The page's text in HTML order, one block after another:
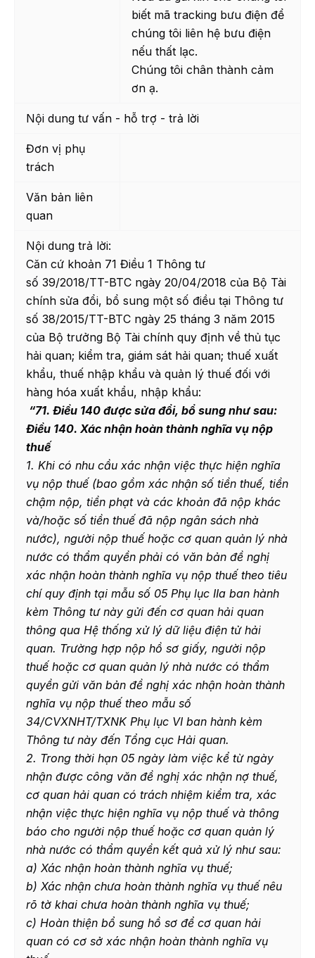
biết mã tracking bưu điện để
chúng tôi liên hệ bưu điện
nếu thất lạc.
Chúng tôi chân thành cảm
ơn ạ.
Nội dung tư vấn - hỗ trợ - trả lời
Đơn vị phụ
trách
Văn bản liên
quan
Nội dung trả lời:
Căn cứ khoản 71 Điều 1 Thông tư
số 39/2018/TT-BTC ngày 20/04/2018 của Bộ Tài
chính sửa đổi, bổ sung một số điều tại Thông tư
số 38/2015/TT-BTC ngày 25 tháng 3 năm 2015
của Bộ trưởng Bộ Tài chính quy định về thủ tục
hải quan; kiểm tra, giám sát hải quan; thuế xuất
khẩu, thuế nhập khẩu và quản lý thuế đối với
hàng hóa xuất khẩu, nhập khẩu:
“71. Điều 140 được sửa đổi, bổ sung như sau:
Điều 140. Xác nhận hoàn thành nghĩa vụ nộp
thuế
1. Khi có nhu cầu xác nhận việc thực hiện nghĩa
vụ nộp thuế (bao gồm xác nhận số tiền thuế, tiền
chậm nộp, tiền phạt và các khoản đã nộp khác
và/hoặc số tiền thuế đã nộp ngân sách nhà
nước), người nộp thuế hoặc cơ quan quản lý nhà
nước có thẩm quyền phải có văn bản đề nghị
xác nhận hoàn thành nghĩa vụ nộp thuế theo tiêu
chí quy định tại mẫu số 05 Phụ lục IIa ban hành
kèm Thông tư này gửi đến cơ quan hải quan
thông qua Hệ thống xử lý dữ liệu điện tử hải
quan. Trường hợp nộp hồ sơ giấy, người nộp
thuế hoặc cơ quan quản lý nhà nước có thẩm
quyền gửi văn bản đề nghị xác nhận hoàn thành
nghĩa vụ nộp thuế theo mẫu số
34/CVXNHT/TXNK Phụ lục VI ban hành kèm
Thông tư này đến Tổng cục Hải quan.
2. Trong thời hạn 05 ngày làm việc kể từ ngày
nhận được công văn đề nghị xác nhận nợ thuế,
cơ quan hải quan có trách nhiệm kiểm tra, xác
nhận việc thực hiện nghĩa vụ nộp thuế và thông
báo cho người nộp thuế hoặc cơ quan quản lý
nhà nước có thẩm quyền kết quả xử lý như sau:
a) Xác nhận hoàn thành nghĩa vụ thuế;
b) Xác nhận chưa hoàn thành nghĩa vụ thuế nêu
rõ tờ khai chưa hoàn thành nghĩa vụ thuế;
c) Hoàn thiện bổ sung hồ sơ để cơ quan hải
quan có cơ sở xác nhận hoàn thành nghĩa vụ